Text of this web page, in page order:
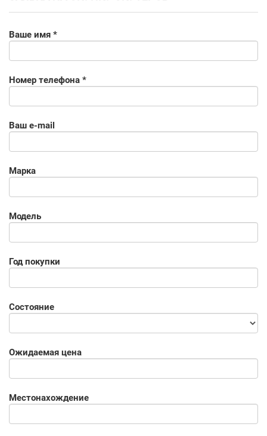
Ваше имя *
Номер телефона *
Ваш e-mail
Марка
Модель
Год покупки
Состояние
Ожидаемая цена
Местонахождение